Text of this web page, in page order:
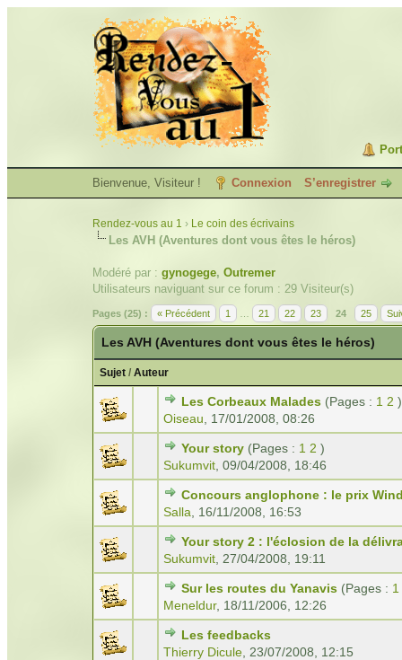
Bienvenue, Visiteur ! Connexion S’enregistrer
Rendez-vous au 1 › Le coin des écrivains
Les AVH (Aventures dont vous êtes le héros)
Modéré par : gynogege, Outremer
Utilisateurs naviguant sur ce forum : 29 Visiteur(s)
Pages (25) : « Précédent 1 21 22 23 24 25
Les AVH (Aventures dont vous êtes le héros)
Sujet / Auteur
Les Corbeaux Malades (Pages : 1 2 )
Oiseau
17/01/2008, 08:26
Your story (Pages : 1 2 )
Sukumvit 09/04/2008, 18:46
Concours anglophone : le prix
Salla
16/11/2008, 16:53
Your story 2 : l'éclosion de la
Sukumvit 27/04/2008, 19:11
Sur les routes du Yanavis (Pages : 1
Meneldur, 18/11/2006, 12:26
Les feedbacks
Thierry Dicule 23/07/2008, 12:15